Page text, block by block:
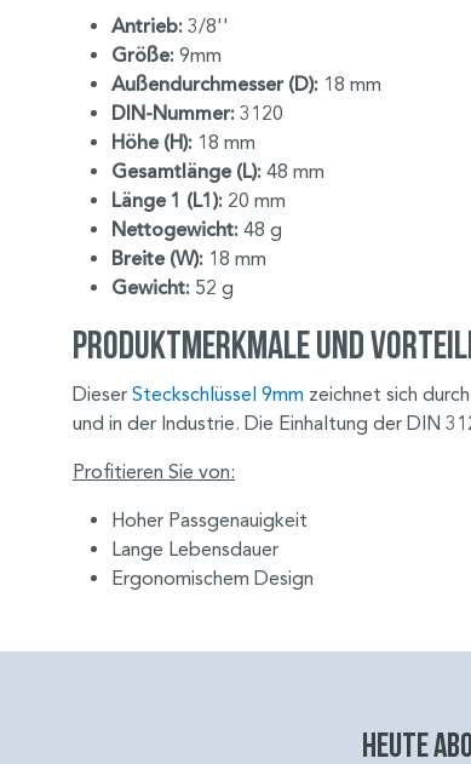
Antrieb: 3/8''
Größe: 9mm
Außendurchmesser (D): 18 mm
DIN-Nummer: 3120
Höhe (H): 18 mm
Gesamtlänge (L): 48 mm
Länge 1 (L1): 20 mm
Nettogewicht: 48 g
Breite (W): 18 mm
Gewicht: 52 g
Produktmerkmale und
Dieser Steckschlüssel 9mm zeichnet sich
und in der Industrie. Die Einhaltung der DIN
Profitieren Sie von:
Hoher Passgenauigkeit
Lange Lebensdauer
Ergonomischem Design
Heute